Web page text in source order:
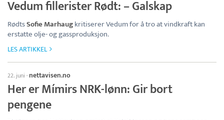
Vedum fillerister Rødt: –⁠ Galskap
RødtsSofie Marhaugkritiserer Vedum for å tro at vindkraft kan
erstatte olje- og gassproduksjon.
LES ARTIKKEL
22. juni · nettavisen.no
Her er Mímirs NRK-lønn: Gir bort
pengene